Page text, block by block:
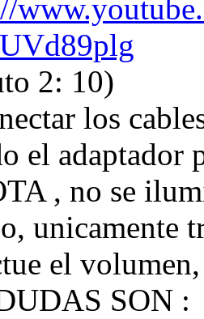
2: 10)
los
el adaptador
, no se
unicamente
el volumen,
SON :